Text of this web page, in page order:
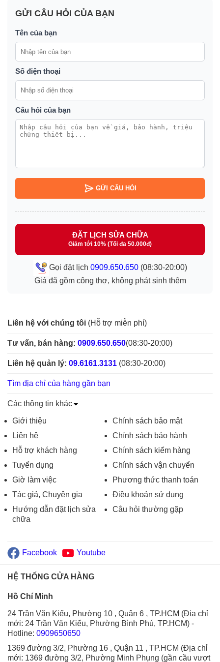
GỬI CÂU HỎI CỦA BẠN
Tên của bạn
Số điện thoại
Câu hỏi của bạn
GỬI CÂU HỎI
ĐẶT LỊCH SỬA CHỮA
Giảm tới 10% (Tối đa 50.000đ)
Gọi đặt lịch 0909.650.650(08:30-20:00)
Giá đã gồm công thợ, không phát sinh thêm
Liên hệ với chúng tôi (Hỗ trợ miễn phí)
Tư vấn, bán hàng: 0909.650.650(08:30-20:00)
Liên hệ quản lý: 09.6161.3131 (08:30-20:00)
Tìm địa chỉ của hàng gần bạn
Các thông tin khác
Giới thiệu
Liên hệ
Hỗ trợ khách hàng
Tuyển dụng
Giờ làm việc
Tác giả, Chuyên gia
Hướng dẫn đặt lịch sửa
chữa
Chính sách bảo mật
Chính sách bảo hành
Chính sách kiểm hàng
Chính sách vận chuyển
Phương thức thanh toán
Điều khoản sử dụng
Câu hỏi thường gặp
Facebook Youtube
HỆ THỐNG CỬA HÀNG
Hồ Chí Minh
24 Trần Văn Kiểu, Phường 10 , Quận 6 , TP.HCM (Địa chỉ
mới: 24 Trần Văn Kiểu, Phường Bình Phú, TP.HCM) -
Hotline: 0909650650
1369 đường 3/2, Phường 16 , Quận 11 , TP.HCM (Địa chỉ
mới: 1369 đường 3/2, Phường Minh Phụng (gần cầu vượt